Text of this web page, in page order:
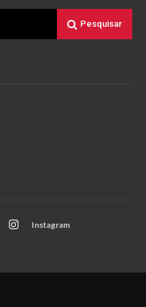
Pesquisar
Instagram